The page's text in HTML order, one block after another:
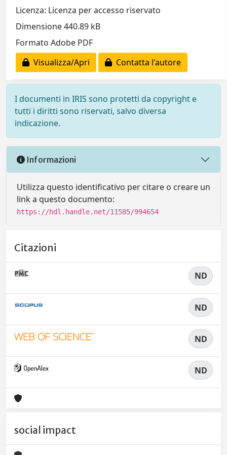
Licenza: Licenza per accesso riservato
Dimensione 440.89 kB
Formato Adobe PDF
Visualizza/Apri
Contatta l'autore
I documenti in IRIS sono protetti da copyright e
tutti i diritti sono riservati, salvo diversa
indicazione.
Informazioni
Utilizza questo identificativo per citare o creare un
link a questo documento:
https://hdl.handle.net/11585/994654
Citazioni
ND
ND
ND
ND
social impact